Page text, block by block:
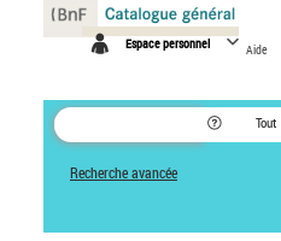
Espace personnel Aide
Tout
Recherche avancée
Panneau de gestion des cookies